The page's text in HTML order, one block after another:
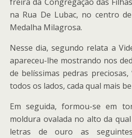
na Rua De Lubac, no centro
Medalha Milagrosa.
Nesse dia, segundo relata a
apareceu-lhe mostrando nos
de belíssimas pedras
todos os lados, cada qual mais
Em seguida, formou-se em
moldura ovalada no alto da
letras de ouro as